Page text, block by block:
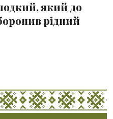
який до
рідний